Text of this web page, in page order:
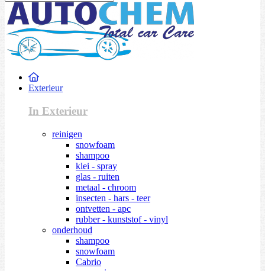
Exterieur
In Exterieur
reinigen
snowfoam
shampoo
klei - spray
glas - ruiten
metaal - chroom
insecten - hars - teer
ontvetten - apc
rubber - kunststof - vinyl
onderhoud
shampoo
snowfoam
Cabrio